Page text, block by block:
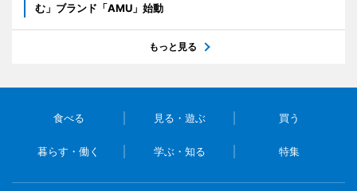
む」ブランド「AMU」始動
もっと見る
食べる 見る・遊ぶ 買う
暮らす・働く 学ぶ・知る 特集